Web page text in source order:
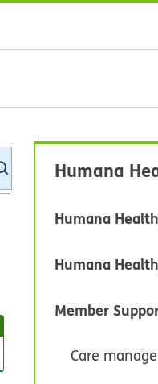
biblioteca
Humana
Humana
Humana
Member
Care